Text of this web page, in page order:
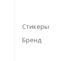
Стикеры
Бренд